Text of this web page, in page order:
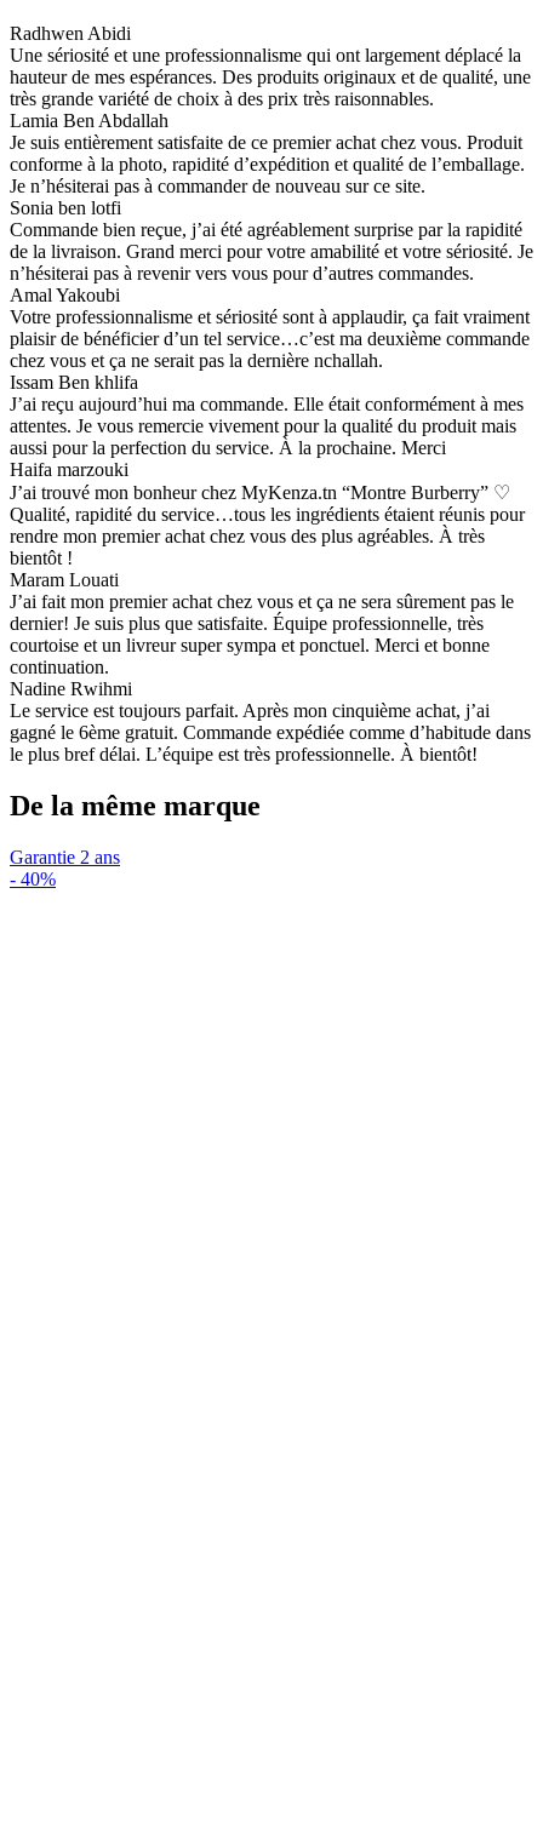
Radhwen Abidi
Une sériosité et une professionnalisme qui ont largement déplacé la
hauteur de mes espérances. Des produits originaux et de qualité, une
très grande variété de choix à des prix très raisonnables.
Lamia Ben Abdallah
Je suis entièrement satisfaite de ce premier achat chez vous. Produit
conforme à la photo, rapidité d’expédition et qualité de l’emballage.
Je n’hésiterai pas à commander de nouveau sur ce site.
Sonia ben lotfi
Commande bien reçue, j’ai été agréablement surprise par la rapidité
de la livraison. Grand merci pour votre amabilité et votre sériosité. Je
n’hésiterai pas à revenir vers vous pour d’autres commandes.
Amal Yakoubi
Votre professionnalisme et sériosité sont à applaudir, ça fait vraiment
plaisir de bénéficier d’un tel service…c’est ma deuxième commande
chez vous et ça ne serait pas la dernière nchallah.
Issam Ben khlifa
J’ai reçu aujourd’hui ma commande. Elle était conformément à mes
attentes. Je vous remercie vivement pour la qualité du produit mais
aussi pour la perfection du service. À la prochaine. Merci
Haifa marzouki
J’ai trouvé mon bonheur chez MyKenza.tn “Montre Burberry” ♡
Qualité, rapidité du service…tous les ingrédients étaient réunis pour
rendre mon premier achat chez vous des plus agréables. À très
bientôt !
Maram Louati
J’ai fait mon premier achat chez vous et ça ne sera sûrement pas le
dernier! Je suis plus que satisfaite. Équipe professionnelle, très
courtoise et un livreur super sympa et ponctuel. Merci et bonne
continuation.
Nadine Rwihmi
Le service est toujours parfait. Après mon cinquième achat, j’ai
gagné le 6ème gratuit. Commande expédiée comme d’habitude dans
le plus bref délai. L’équipe est très professionnelle. À bientôt!
De la même marque
Garantie 2 ans
- 40%